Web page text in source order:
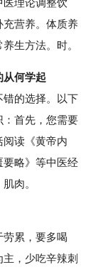
医理论调整饮
营养。体质养
生方法。时。
从何学起
的选择。以下
：首先，您需要
读《黄帝内
略》等中医经
肉。
累，要多喝
，少吃辛辣刺